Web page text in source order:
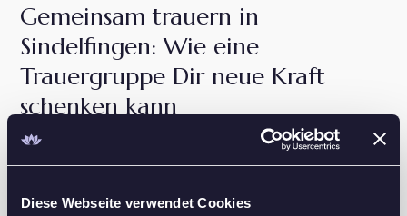
Diese Webseite verwendet Cookies
Gemeinsam trauern in
Sindelfingen: Wie eine
Trauergruppe Dir neue Kraft
schenken kann
Der Verlust eines geliebten Menschen kann Dich in
eine tiefe Einsamkeit stürzen. Gerade in Sindelfingen
einen geschützten Raum, in dem Du Deine Gefühle